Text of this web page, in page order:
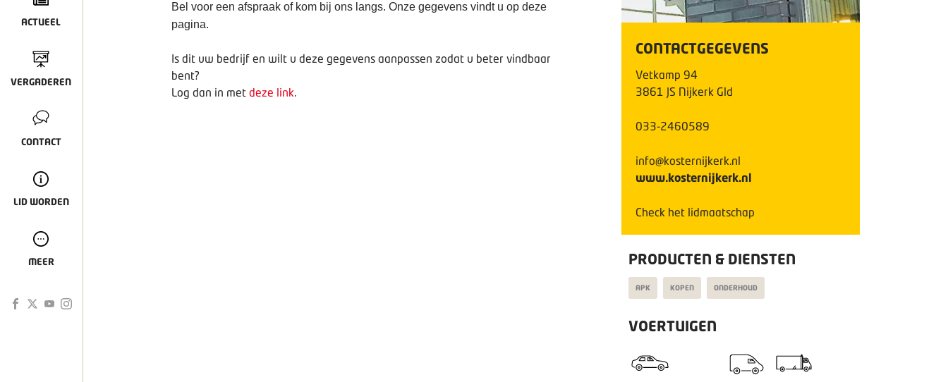
ACTUEEL
VERGADEREN
CONTACT
LID WORDEN
MEER
Bel voor een afspraak of kom bij ons langs. Onze gegevens vindt u op deze
pagina.
Is dit uw bedrijf en wilt u deze gegevens aanpassen zodat u beter vindbaar
bent?
Log dan in met deze link.
CONTACTGEGEVENS
Vetkamp 94
3861 JS Nijkerk Gld
033-2460589
info@kosternijkerk.nl
www.kosternijkerk.nl
Check het lidmaatschap
PRODUCTEN & DIENSTEN
APK KOPEN ONDERHOUD
VOERTUIGEN